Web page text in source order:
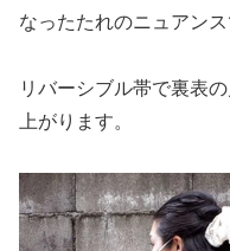
なったたれのニュアン
リバーシブル帯で裏表
上がります。